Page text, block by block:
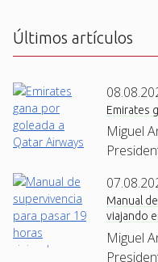
Últimos artículos
Emirates
Miguel
Manual
viajando
Miguel